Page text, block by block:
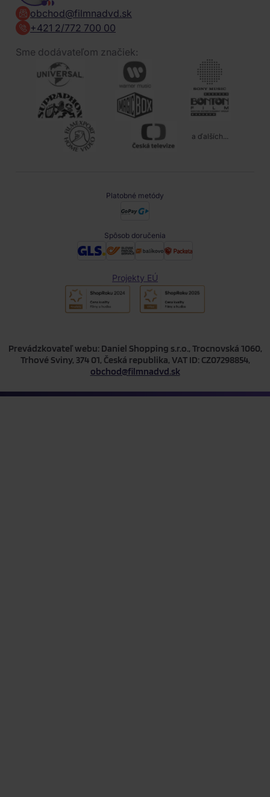
obchod@filmnadvd.sk
+421 2/772 700 00
Sme dodávateľom značiek:
a ďalších...
Platobné metódy
Spôsob doručenia
Projekty EÚ
Prevádzkovateľ webu: Daniel Shopping s.r.o., Trocnovská 1060,
Trhové Sviny, 374 01, Česká republika, VAT ID: CZ07298854,
obchod@filmnadvd.sk